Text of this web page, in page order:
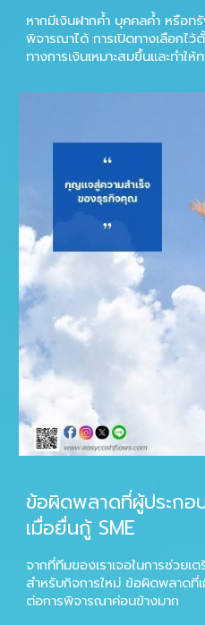
หากมีเงินฝากค้ำ บุคคลค้ำ หรือท
พิจารณาได้ การเปิดทางเลือกไ
ทางการเงินเหมาะสมขึ้นและทำ
ข้อผิดพลาดที่ผู้ประกอ
เมื่อยื่นกู้ SME
จากที่ทีมของเราเจอในการช่วยเ
สำหรับกิจการใหม่ ข้อผิดพลาด
ต่อการพิจารณาค่อนข้างมาก